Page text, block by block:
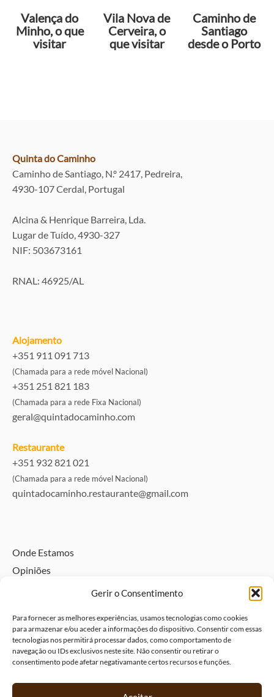
Gerir o Consentimento
Para fornecer as melhores experiências, usamos tecnologias como cookies
para armazenar e/ou aceder a informações do dispositivo. Consentir com essas
tecnologias nos permitirá processar dados, como comportamento de
navegação ou IDs exclusivos neste site. Não consentir ou retirar o
consentimento pode afetar negativamante certos recursos e funções.
Valença do
Minho, o que
visitar
Vila Nova de
Cerveira, o
que visitar
Caminho de
Santiago
desde o Porto
Quinta do Caminho
Caminho de Santiago, N.º 2417, Pedreira,
4930-107 Cerdal, Portugal
Alcina & Henrique Barreira, Lda.
Lugar de Tuído, 4930-327
NIF: 503673161
RNAL: 46925/AL
Alojamento
+351 911 091 713
(Chamada para a rede móvel Nacional)
+351 251 821 183
(Chamada para a rede Fixa Nacional)
geral@quintadocaminho.com
Restaurante
+351 932 821 021
(Chamada para a rede móvel Nacional)
quintadocaminho.restaurante@gmail.com
Onde Estamos
Opiniões
Política de Privacidade e Dados Pessoais
Livro de Visitas
Livro de elogios